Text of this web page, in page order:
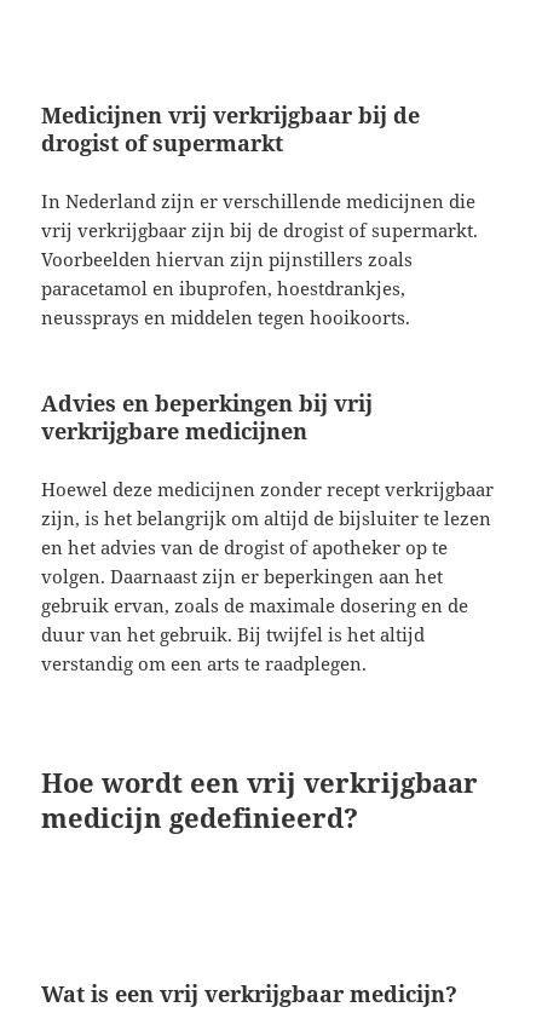
Medicijnen vrij verkrijgbaar bij de
drogist of supermarkt
In Nederland zijn er verschillende medicijnen die
vrij verkrijgbaar zijn bij de drogist of supermarkt.
Voorbeelden hiervan zijn pijnstillers zoals
paracetamol en ibuprofen, hoestdrankjes,
neussprays en middelen tegen hooikoorts.
Advies en beperkingen bij vrij
verkrijgbare medicijnen
Hoewel deze medicijnen zonder recept verkrijgbaar
zijn, is het belangrijk om altijd de bijsluiter te lezen
en het advies van de drogist of apotheker op te
volgen. Daarnaast zijn er beperkingen aan het
gebruik ervan, zoals de maximale dosering en de
duur van het gebruik. Bij twijfel is het altijd
verstandig om een arts te raadplegen.
Hoe wordt een vrij verkrijgbaar
medicijn gedefinieerd?
Wat is een vrij verkrijgbaar medicijn?